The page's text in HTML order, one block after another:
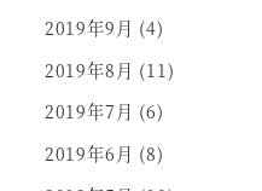
2019年9月 (4)
2019年8月 (11)
2019年7月 (6)
2019年6月 (8)